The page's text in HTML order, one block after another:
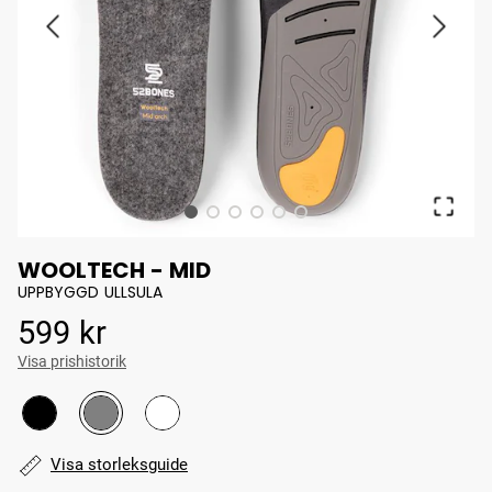
WOOLTECH - MID
UPPBYGGD ULLSULA
Pris:599 kr
599 kr
Visa prishistorik
Visa storleksguide